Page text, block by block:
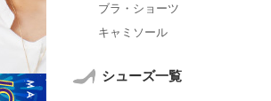
ブラ・ショーツ
キャミソール
シューズ一覧